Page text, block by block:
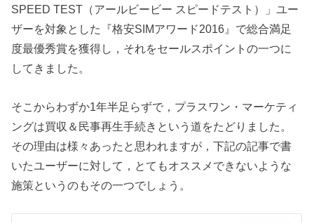
SPEED TEST（アールビービー スピードテスト）」ユー
ザーを対象とした『格安SIMアワード2016』で総合満足
度最優秀賞を獲得し，それをセールスポイントの一つに
してきました。
そこからわずか1年半足らずで，プラスワン・マーケティ
ングは買収＆民事再生手続きという道をたどりました。
その理由は様々あったと思われますが，下記の記事で書
いたユーザーに対して，とてもオススメできないような
施策というのもその一つでしょう。